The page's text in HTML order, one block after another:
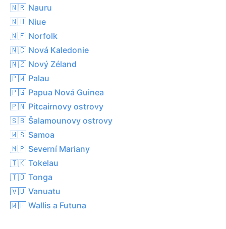
🇳🇷 Nauru
🇳🇺 Niue
🇳🇫 Norfolk
🇳🇨 Nová Kaledonie
🇳🇿 Nový Zéland
🇵🇼 Palau
🇵🇬 Papua Nová Guinea
🇵🇳 Pitcairnovy ostrovy
🇸🇧 Šalamounovy ostrovy
🇼🇸 Samoa
🇲🇵 Severní Mariany
🇹🇰 Tokelau
🇹🇴 Tonga
🇻🇺 Vanuatu
🇼🇫 Wallis a Futuna